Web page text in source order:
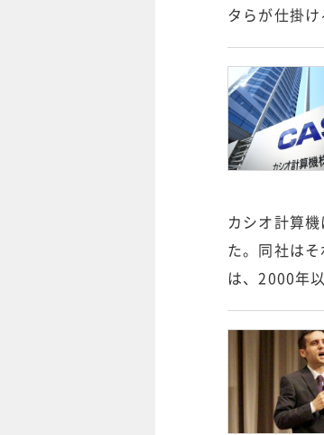
タらが仕掛
カシオ計算
た。同社は
は、2000年